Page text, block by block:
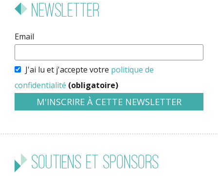
Newsletter
Email
J'ai lu et j'accepte votre politique de
confidentialité (obligatoire)
Soutiens et sponsors